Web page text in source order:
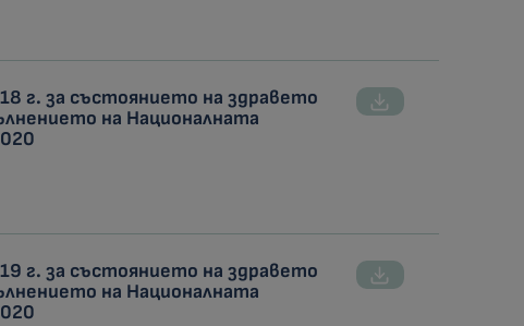
г. за състоянието на здравето
на Националната
г. за състоянието на здравето
на Националната